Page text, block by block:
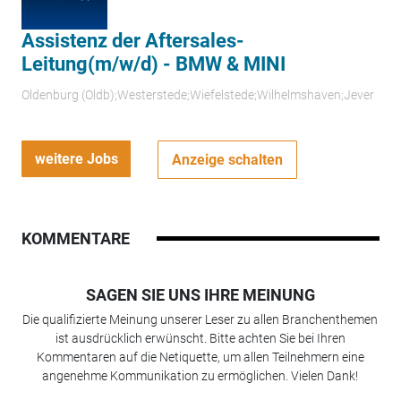
Assistenz der Aftersales-
Leitung(m/w/d) - BMW & MINI
Oldenburg (Oldb);Westerstede;Wiefelstede;Wilhelmshaven;Jever
weitere Jobs Anzeige schalten
KOMMENTARE
SAGEN SIE UNS IHRE MEINUNG
Die qualifizierte Meinung unserer Leser zu allen Branchenthemen
ist ausdrücklich erwünscht. Bitte achten Sie bei Ihren
Kommentaren auf die Netiquette, um allen Teilnehmern eine
angenehme Kommunikation zu ermöglichen. Vielen Dank!